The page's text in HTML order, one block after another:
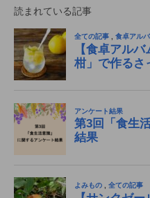
読まれている記事